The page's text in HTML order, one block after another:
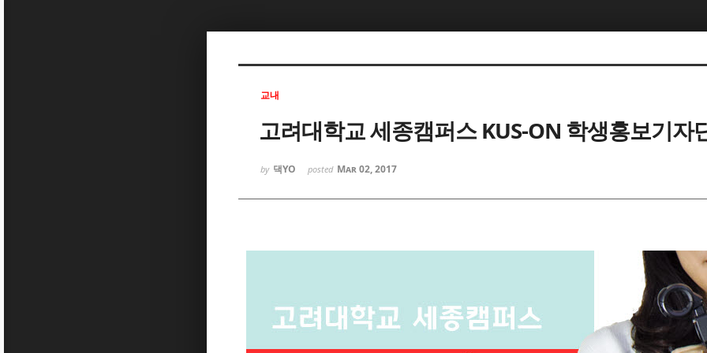
교내
고려대학교 세종캠퍼스 KUS-ON 학생홍보기자
by 댁YO posted Mar 02, 2017
Sketchbook5, 스케치북5
Sketchbook5, 스케치북5